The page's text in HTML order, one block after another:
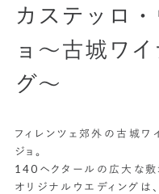
カステッロ
ョ～古城ワ
グ～
フィレンツェ郊外の古城ワ
ジョ。
140ヘクタールの広大な
オリジナルウエディングは